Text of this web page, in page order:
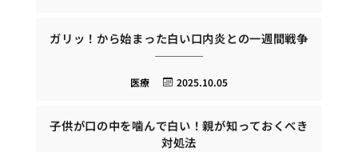
ガリッ！から始まった白い口内炎との一週間戦争
2025.10.05
医療
子供が口の中を噛んで白い！親が知っておくべき
対処法